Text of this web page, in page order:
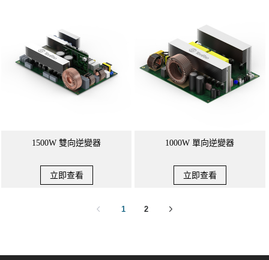
1500W 雙向逆變器
立即查看
1000W 單向逆變器
立即查看
1 2